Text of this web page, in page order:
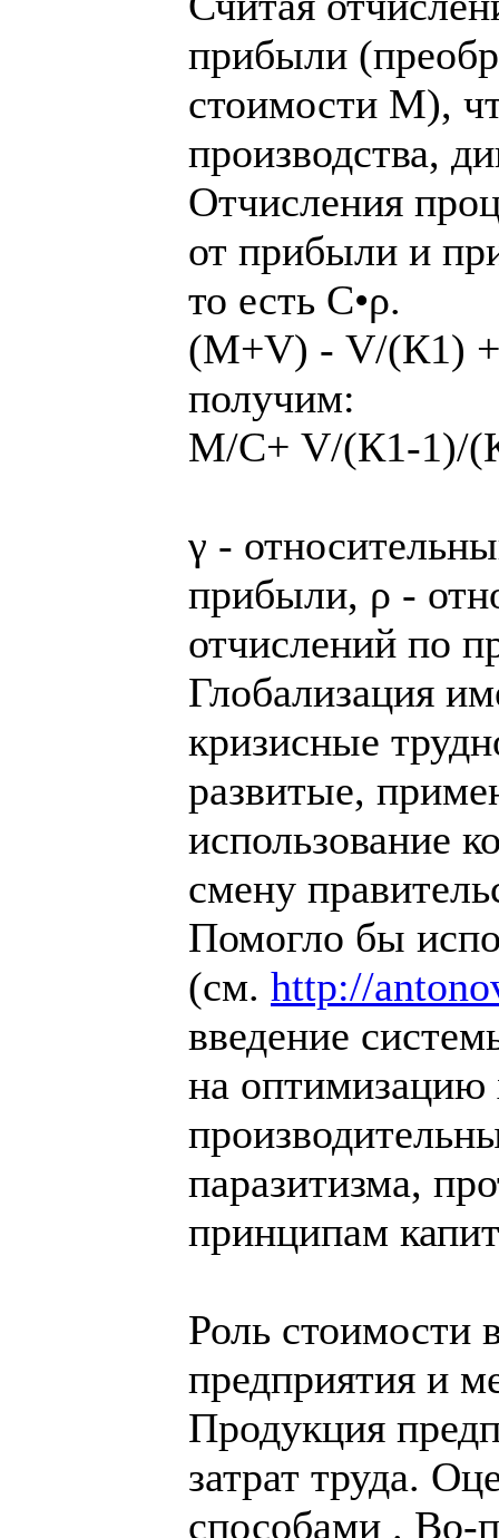
прибыли
стоимости М),
производства,
Отчисления
от прибыли и
то есть С•ρ.
(М+V) - V/(К1) +
получим:
М/С+ V/(К1-1)/
γ -
прибыли, ρ -
отчислений по
Глобализация
кризисные
развитые,
использование
смену
Помогло бы
(см. http://
введение
на оптимизацию
паразитизма,
принципам
Роль стоимости
предприятия и
Продукция
затрат труда.
способами . Во-